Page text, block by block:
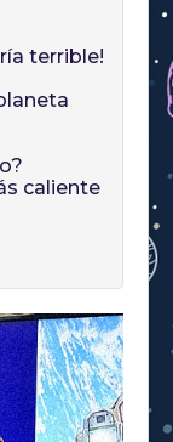
terrible!
caliente